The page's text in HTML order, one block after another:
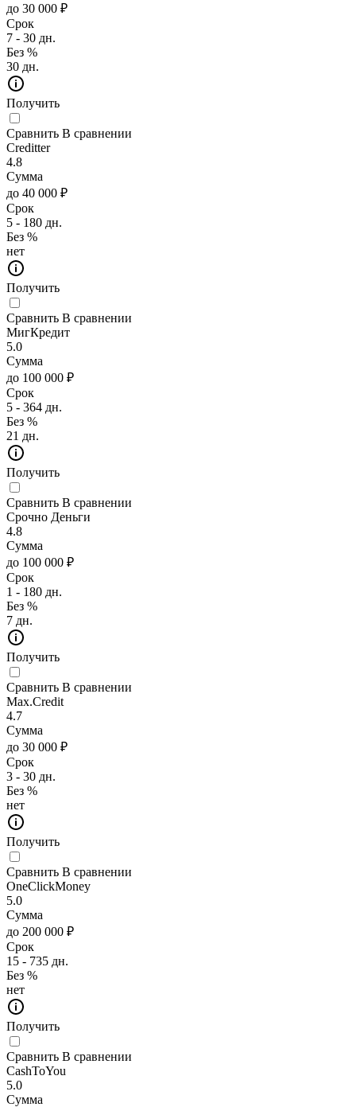
до 30 000 ₽
Срок
7 - 30 дн.
Без %
30 дн.
Получить
Сравнить В сравнении
Creditter
4.8
Сумма
до 40 000 ₽
Срок
5 - 180 дн.
Без %
нет
Получить
Сравнить В сравнении
МигКредит
5.0
Сумма
до 100 000 ₽
Срок
5 - 364 дн.
Без %
21 дн.
Получить
Сравнить В сравнении
Срочно Деньги
4.8
Сумма
до 100 000 ₽
Срок
1 - 180 дн.
Без %
7 дн.
Получить
Сравнить В сравнении
Max.Credit
4.7
Сумма
до 30 000 ₽
Срок
3 - 30 дн.
Без %
нет
Получить
Сравнить В сравнении
OneClickMoney
5.0
Сумма
до 200 000 ₽
Срок
15 - 735 дн.
Без %
нет
Получить
Сравнить В сравнении
CashToYou
5.0
Сумма